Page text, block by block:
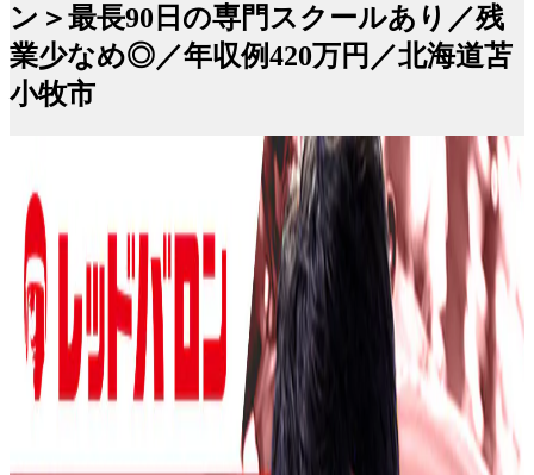
ン＞最長90日の専門スクールあり／残
業少なめ◎／年収例420万円／北海道苫
小牧市